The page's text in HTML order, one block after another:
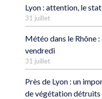
Lyon : attention, le
31 juillet
Météo dans le Rhône
vendredi
31 juillet
Près de Lyon : un
de végétation détruits